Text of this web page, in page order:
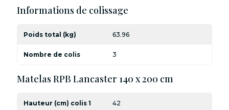
Informations de colissage
Poids total (kg) 63.96
Nombre de colis 3
Matelas RPB Lancaster 140 x 200 cm
Hauteur (cm) colis 1 42